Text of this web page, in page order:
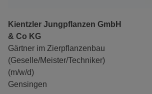
Kientzler Jungpflanzen GmbH
& Co KG
Gärtner im Zierpflanzenbau
(Geselle/Meister/Techniker)
(m/w/d)
Gensingen